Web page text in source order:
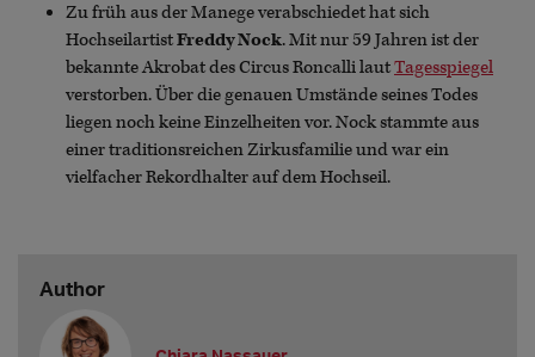
Zu früh aus der Manege verabschiedet hat sich
HochseilartistFreddy Nock. Mit nur 59 Jahren ist der
bekannte Akrobat des Circus Roncalli lautTagesspiegel
verstorben. Über die genauen Umstände seines Todes
liegen noch keine Einzelheiten vor. Nock stammte aus
einer traditionsreichen Zirkusfamilie und war ein
vielfacher Rekordhalter auf dem Hochseil.
Author